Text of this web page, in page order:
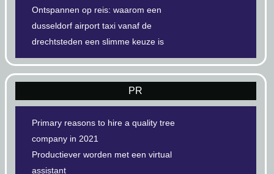
Ontspannen op reis: waarom een
dusseldorf airport taxi vanaf de
drechtsteden een slimme keuze is
PR
Primary reasons to hire a quality tree
company in 2021
Productiever worden met een virtual
assistant